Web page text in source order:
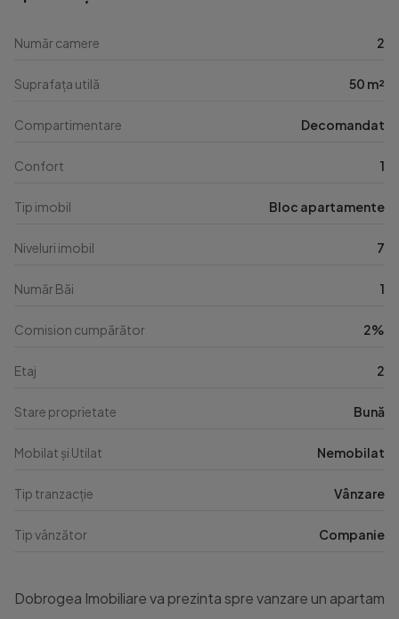
Număr camere 2
Suprafața utilă 50 m²
Compartimentare Decomandat
Confort 1
Tip imobil Bloc apartamente
Niveluri imobil 7
Număr Băi 1
Comision cumpărător 2%
Etaj 2
Stare proprietate Bună
Mobilat și Utilat Nemobilat
Tip tranzacție Vânzare
Tip vânzător Companie
Dobrogea Imobiliare va prezinta spre vanzare un